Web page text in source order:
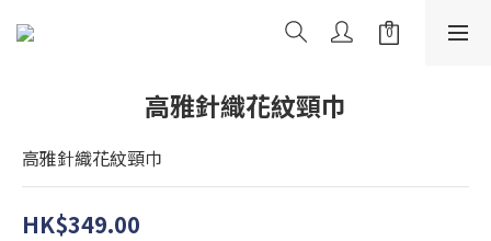
高雅針織花紋頸巾
高雅針織花紋頸巾
HK$349.00